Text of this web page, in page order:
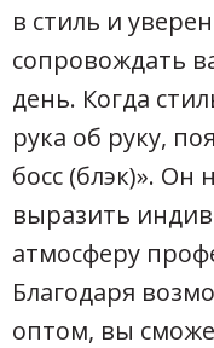
в стиль и
сопровождать
день. Когда
рука об руку,
босс (блэк)». Он
выразить
атмосферу
Благодаря
оптом, вы